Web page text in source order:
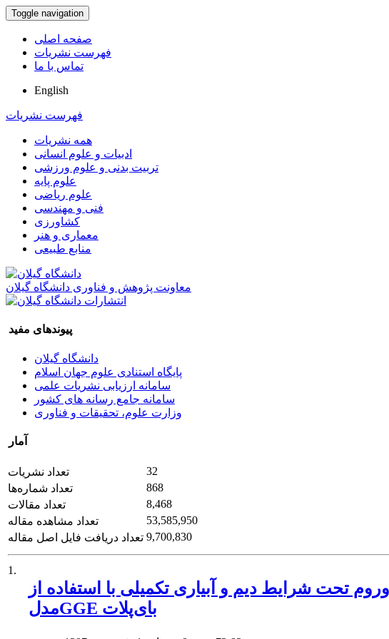
Toggle navigation
صفحه اصلی
فهرست نشریات
تماس با ما
English
فهرست نشریات
همه نشریات
ادبیات و علوم انسانی
تربیت بدنی و علوم ورزشی
علوم پایه
علوم ریاضی
فنی و مهندسی
کشاورزی
معماری و هنر
منابع طبیعی
معاونت پژوهش و فناوری دانشگاه گیلان
پیوندهای مفید
دانشگاه گیلان
پایگاه استنادی علوم جهان اسلام
سامانه ارزیابی نشریات علمی
سامانه جامع رسانه های کشور
وزارت علوم، تحقیقات و فناوری
آمار
تعداد نشریات
32
تعداد شماره‌ها
868
تعداد مقالات
8,468
تعداد مشاهده مقاله
53,585,950
تعداد دریافت فایل اصل مقاله 9,700,830
1.
تحت شرایط دیم و آبیاری تکمیلی با استفاده از
مدلGGE بای‌پلات